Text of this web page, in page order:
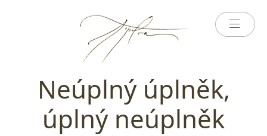
Neúplný úplněk,
úplný neúplněk